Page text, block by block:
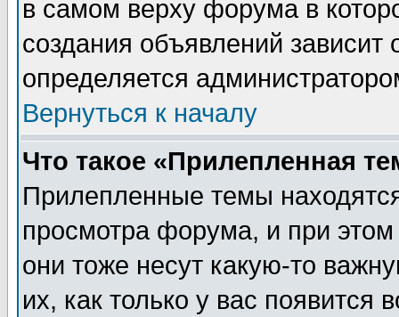
в самом верху форума в
создания объявлений зависит
определяется
Вернуться к началу
Что такое «Прилепленная
Прилепленные темы
просмотра форума, и при
они тоже несут какую-то
их, как только у вас появится